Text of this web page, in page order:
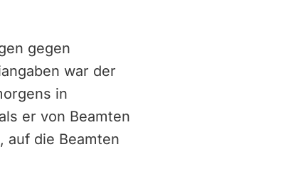
gegen
war der
in
er von Beamten
auf die Beamten